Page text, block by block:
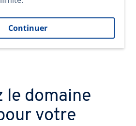
Continuer
le domaine
votre